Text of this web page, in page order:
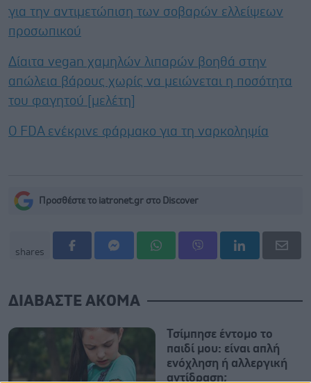
για την αντιμετώπιση των σοβαρών ελλείψεων
προσωπικού
Δίαιτα vegan χαμηλών λιπαρών βοηθά στην
απώλεια βάρους χωρίς να μειώνεται η ποσότητα
του φαγητού [μελέτη]
Ο FDA ενέκρινε φάρμακο για τη ναρκοληψία
Προσθέστε το iatronet.gr στο Discover
shares
ΔΙΑΒΑΣΤΕ ΑΚΟΜΑ
Τσίμπησε έντομο το
παιδί μου: είναι απλή
ενόχληση ή αλλεργική
αντίδραση;